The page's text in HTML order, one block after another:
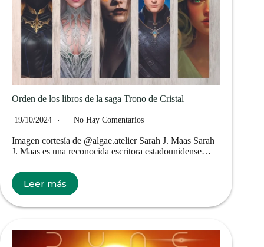
Orden de los libros de la saga Trono de Cristal
19/10/2024 No Hay Comentarios
Imagen cortesía de @algae.atelier Sarah J. Maas Sarah
J. Maas es una reconocida escritora estadounidense…
Leer más